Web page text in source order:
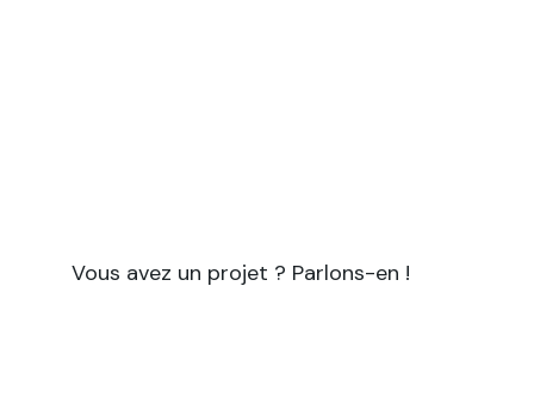
Vous avez un projet ? Parlons-en !